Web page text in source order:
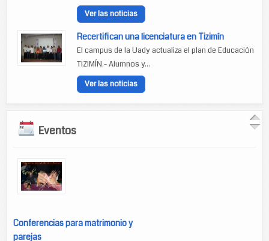
Ver las noticias
Recertifican una licenciatura en Tizimín
El campus de la Uady actualiza el plan de Educación
TIZIMÍN.- Alumnos y...
Ver las noticias
Eventos
Conferencias para matrimonio y
parejas